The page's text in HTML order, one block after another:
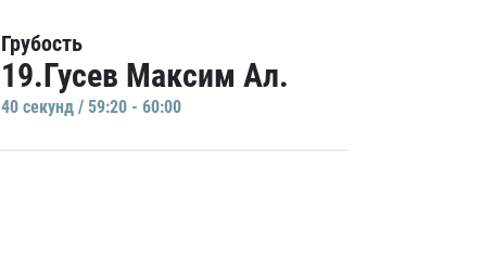
Грубость
19.Гусев Максим Ал.
40 секунд / 59:20 - 60:00